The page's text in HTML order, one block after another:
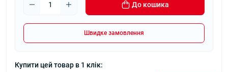
До кошика
Швидке замовлення
Купити цей товар в 1 клік: